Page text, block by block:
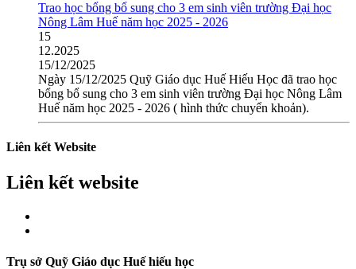
Trao học bổng bổ sung cho 3 em sinh viên trường Đại học
Nông Lâm Huế năm học 2025 - 2026
15
12.2025
15/12/2025
Ngày 15/12/2025 Quỹ Giáo dục Huế Hiếu Học đã trao học
bổng bổ sung cho 3 em sinh viên trường Đại học Nông Lâm
Huế năm học 2025 - 2026 ( hình thức chuyển khoản).
Liên kết Website
Liên kết website
Trụ sở Quỹ Giáo dục Huế hiếu học